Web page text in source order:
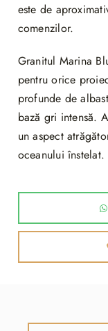
130
x
25
x
1.6cm
este de
comenzilor.
Granitul Marina
pentru orice
profunde de
bază gri intensă.
un aspect
oceanului înstelat.